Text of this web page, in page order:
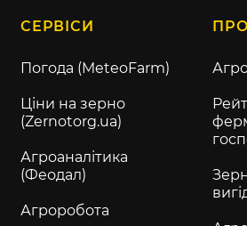
СЕРВІСИ
Погода (MeteoFarm)
Ціни на зерно
(Zernotorg.ua)
Агроаналітика
(Феодал)
Агроробота